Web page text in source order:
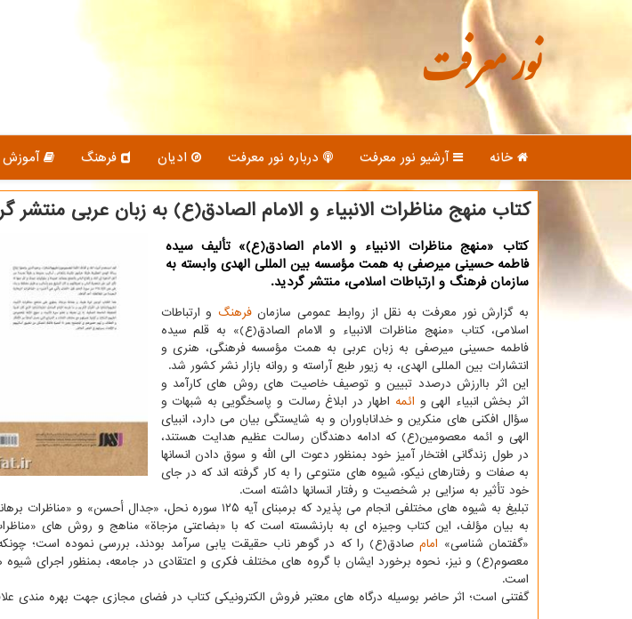
نور معرفت
خانه آرشیو نور معرفت درباره نور معرفت ادیان فرهنگ آموزش
كتاب منهج مناظرات الانبیاء و الامام الصادق(ع) به زبان عربی منتشر
کتاب «منهج مناظرات الانبیاء و الامام الصادق(ع)» تألیف سیده
فاطمه حسینی میرصفی به همت مؤسسه بین المللی الهدی وابسته به
سازمان فرهنگ و ارتباطات اسلامی، منتشر گردید.
به گزارش نور معرفت به نقل از روابط عمومی سازمانفرهنگ و ارتباطات
اسلامی، کتاب «منهج مناظرات الانبیاء و الامام الصادق(ع)» به قلم سیده
فاطمه حسینی میرصفی به زبان عربی به همت مؤسسه فرهنگی، هنری و
انتشارات بین المللی الهدی، به زیور طبع آراسته و روانه بازار نشر کشور شد.
این اثر باارزش درصدد تبیین و توصیف خاصیت های روش های کارآمد و
اثر بخش انبیاء الهی و ائمه اطهار در ابلاغ رسالت و پاسخگویی به شبهات و
سؤال افکنی های منکرین و خداناباوران و به شایستگی بیان می دارد، انبیای
الهی و ائمه معصومین(ع) که ادامه دهندگان رسالت عظیم هدایت هستند،
در طول زندگانی افتخار آمیز خود بمنظور دعوت الی الله و سوق دادن انسانها
به صفات و رفتارهای نیکو، شیوه های متنوعی را به کار گرفته اند که در جای
خود تأثیر به سزایی بر شخصیت و رفتار انسانها داشته است.
تبلیغ به شیوه های مختلفی انجام می پذیرد که برمبنای آیه ۱۲۵ سوره نحل، «جدال أحسن» و «مناظرات برهانی به دور از مغالطه» یکی از انواع آنست.
به بیان مؤلف، این کتاب وجیزه ای به بارنشسته است که با «بضاعتی مزجاة» مناهج و روش های
«گفتمان شناسی» امامصادق(ع) را که در گوهر ناب حقیقت یابی سرآمد بودند، بررسی نموده است؛ چونکه
معصوم(ع) و نیز، نحوه برخورد ایشان با گروه های مختلف فکری و اعتقادی در جامعه، بمنظور اجرای شیوه
است.
گفتنی است؛ اثر حاضر بوسیله درگاه های معتبر فروش الکترونیکی کتاب در فضای مجازی جهت بهره مندی